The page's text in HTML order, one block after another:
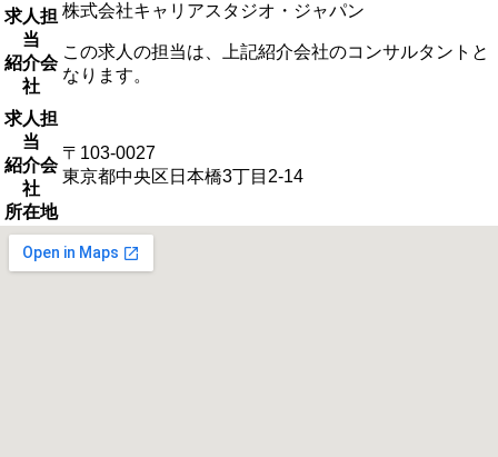
求人担
当
紹介会
社
株式会社キャリアスタジオ・ジャパン
この求人の担当は、上記紹介会社のコンサルタントと
なります。
求人担
当
紹介会
社
所在地
〒103-0027
東京都中央区日本橋3丁目2-14